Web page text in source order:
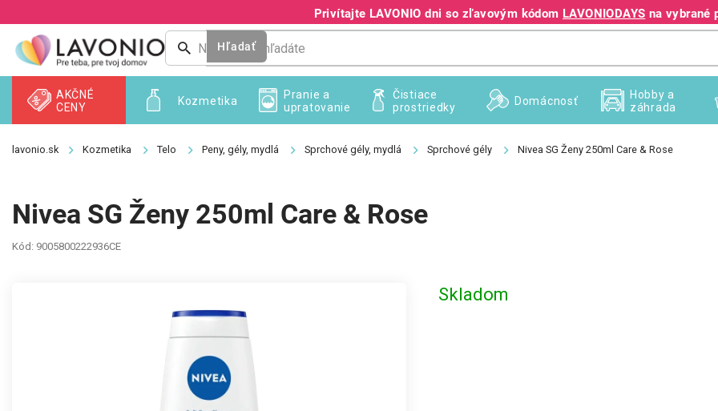
na
obsah
Privítajte LAVONIO dni so zľavovým kódom LAVONIODAYS na vybrané
+421 940 995 209
Hľadať
Kozmetika
AKČNÉ
CENY
Pranie a
upratovanie
Čistiace
prostriedky
Domácnosť
Hobby a
záhrada
Kozmetika Telo Peny, gély, mydlá Sprchové gély, mydlá Sprchové gély Nivea SG Ženy 250ml Care & Rose
Nivea SG Ženy 250ml Care & Rose
Kód: 9005800222936CE
Skladom